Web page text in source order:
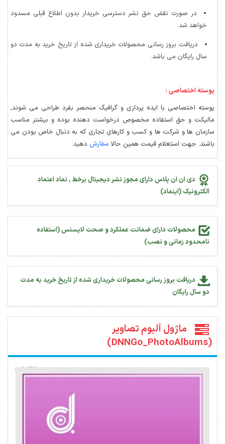
در صورت نقض حق نشر دسترسی خریدار بدون اطلاع قبلی مسدود
خواهد شد.
دریافت بروز رسانی محصولات خریداری شده از تاریخ خرید به مدت دو
سال رایگان می باشد.
پوسته اختصاصی :
پوسته اختصاصی با ایده پردازی و گرافیگ منحصر بفرد طراحی می شوند,
مالیکت و حق استفاده مخصوص درخواست دهنده بوده و بیشتر مناسب
سازمان ها و شرکت ها و کسب و کارهای تجاری که به دنبال خاص بودن می
باشند. جهت استعلام قیمت همین حالا سفارش دهید.
دی ان ان پلاس دارای مجوز نشر دیجیتال برخط , نماد اعتماد
الکترونیک (اینماد)
محصولات دارای ضمانت عملکرد و صحت لایسنس (استفاده
نامحدود زمانی و نصب)
دریافت بروز رسانی محصولات خریداری شده از تاریخ خرید به مدت
دو سال رایگان
ماژول آلبوم تصاویر
(DNNGo_PhotoAlbums)
285بازدید